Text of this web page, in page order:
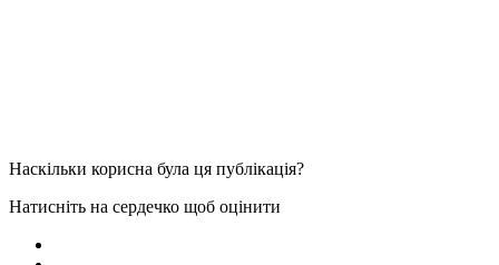
Наскільки корисна була ця публікація?
Натисніть на сердечко щоб оцінити